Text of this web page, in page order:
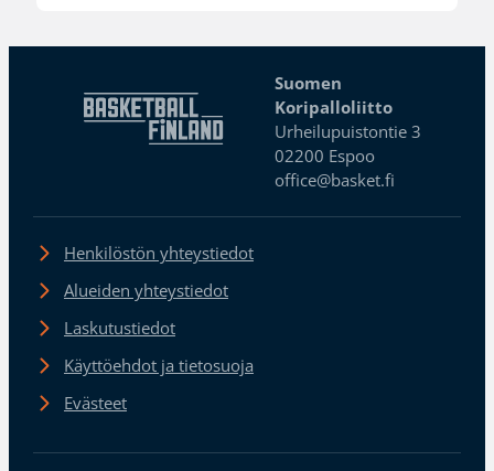
Suomen
Koripalloliitto
Urheilupuistontie 3
02200 Espoo
office@basket.fi
Henkilöstön yhteystiedot
Alueiden yhteystiedot
Laskutustiedot
Käyttöehdot ja tietosuoja
Evästeet